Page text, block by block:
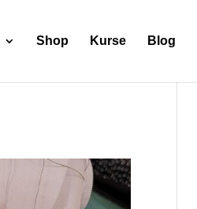
Shop Kurse Blog